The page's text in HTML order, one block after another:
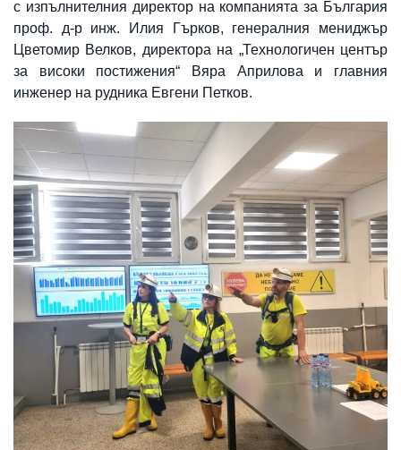
с изпълнителния директор на компанията за България
проф. д-р инж. Илия Гърков, генералния мениджър
Цветомир Велков, директора на „Технологичен център
за високи постижения“ Вяра Априлова и главния
инженер на рудника Евгени Петков.